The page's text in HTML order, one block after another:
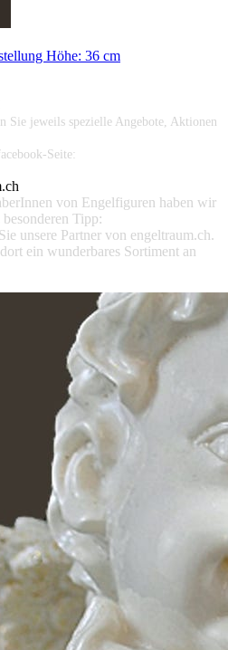
Höhe: 36 cm
Sie jeweils spezielle Angebote, Aktionen
Seite:
von Engelfiguren haben wir
besonderen Tipp:
unsere Partner von engeltraum.ch.
ein wunderbares Sortiment an